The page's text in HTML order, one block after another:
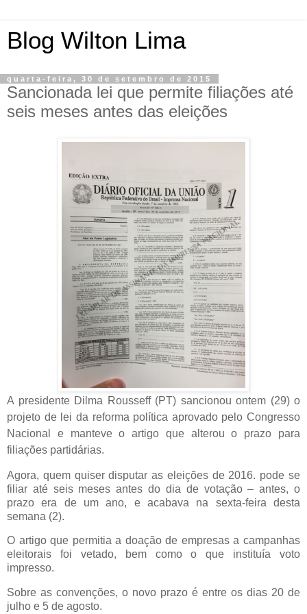
Blog Wilton Lima
quarta-feira, 30 de setembro de 2015
Sancionada lei que permite filiações até
seis meses antes das eleições
A presidente Dilma Rousseff (PT) sancionou ontem (29) o
projeto de lei da reforma política aprovado pelo Congresso
Nacional e manteve o artigo que alterou o prazo para
filiações partidárias.
Agora, quem quiser disputar as eleições de 2016. pode se
filiar até seis meses antes do dia de votação – antes, o
prazo era de um ano, e acabava na sexta-feira desta
semana (2).
O artigo que permitia a doação de empresas a campanhas
eleitorais foi vetado, bem como o que instituía voto
impresso.
Sobre as convenções, o novo prazo é entre os dias 20 de
julho e 5 de agosto.